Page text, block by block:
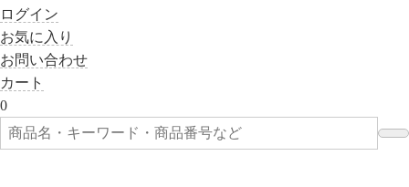
ログイン
お気に入り
お問い合わせ
カート
0